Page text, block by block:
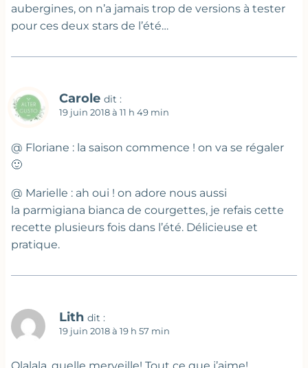
aubergines, on n’a jamais trop de versions à tester
pour ces deux stars de l’été…
Carole dit :
19 juin 2018 à 11 h 49 min
@ Floriane : la saison commence ! on va se régaler
🙂
@ Marielle : ah oui ! on adore nous aussi
la parmigiana bianca de courgettes, je refais cette
recette plusieurs fois dans l’été. Délicieuse et
pratique.
Lith dit :
19 juin 2018 à 19 h 57 min